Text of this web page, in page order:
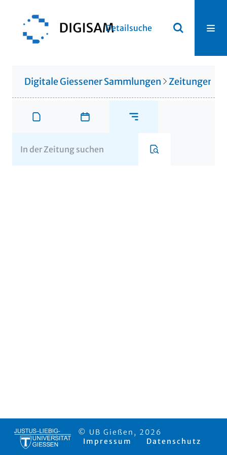
Detailsuche
Digitale Giessener Sammlungen Zeitungen
© UB Gießen, 2026
Impressum
Datenschutz